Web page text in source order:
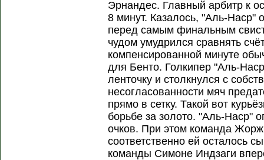
Эрнандес. Главный арбитр к
8 минут. Казалось, "Аль-Наср"
перед самым финальным
чудом умудрился сравнять
компенсированной минуте
для Бенто. Голкипер "Аль-
ленточку и столкнулся с
несогласованности мяч
прямо в сетку. Такой вот
борьбе за золото. "Аль-Наср"
очков. При этом команда
соответственно ей осталось
команды Симоне Индзаги